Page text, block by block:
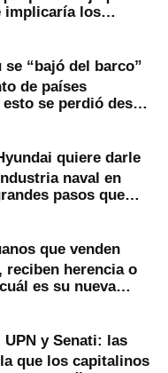
implicaría los
se “bajó del barco”
de países
se perdió desde
quiere darle
naval en
pasos que
que venden
reciben herencia o
es su nueva
UPN y Senati: las
que los capitalinos